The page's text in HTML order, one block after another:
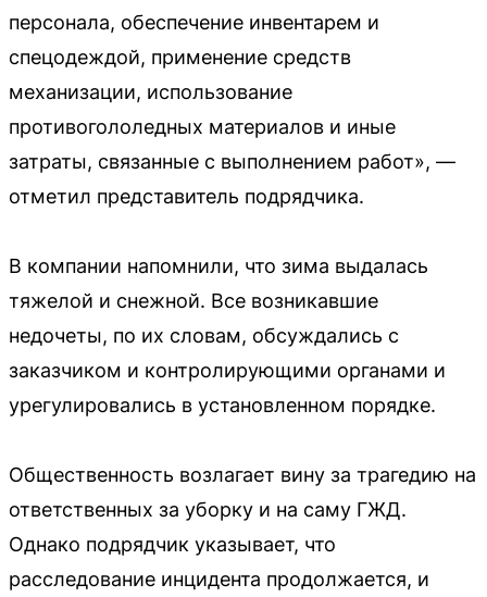
персонала, обеспечение инвентарем и
спецодеждой, применение средств
механизации, использование
противогололедных материалов и иные
затраты, связанные с выполнением работ», —
отметил представитель подрядчика.
В компании напомнили, что зима выдалась
тяжелой и снежной. Все возникавшие
недочеты, по их словам, обсуждались с
заказчиком и контролирующими органами и
урегулировались в установленном порядке.
Общественность возлагает вину за трагедию на
ответственных за уборку и на саму ГЖД.
Однако подрядчик указывает, что
расследование инцидента продолжается, и